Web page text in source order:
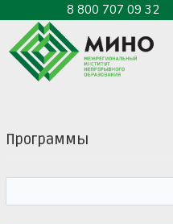
8 800 707 09 32
Программы